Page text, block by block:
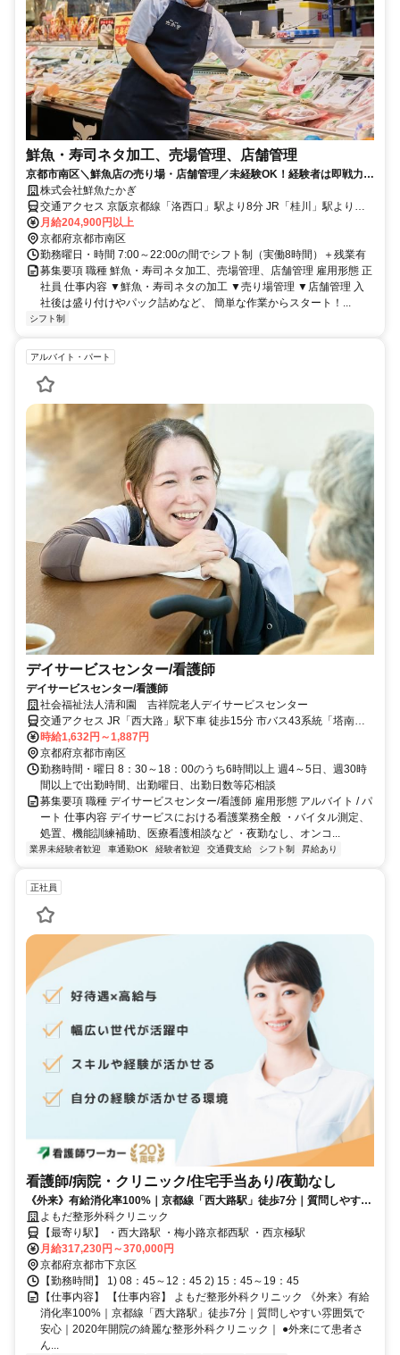
鮮魚・寿司ネタ加工、売場管理、店舗管理
京都市南区＼鮮魚店の売り場・店舗管理／未経験OK！経験者は即戦力
に！性別不問！お得な社割も◎
株式会社鮮魚たかぎ
交通アクセス 京阪京都線「洛西口」駅より8分 JR「桂川」駅より徒
歩7分
月給204,900円以上
京都府京都市南区
勤務曜日・時間 7:00～22:00の間でシフト制（実働8時間）＋残業有
募集要項 職種 鮮魚・寿司ネタ加工、売場管理、店舗管理 雇用形態 正
社員 仕事内容 ▼鮮魚・寿司ネタの加工 ▼売り場管理 ▼店舗管理 入
社後は盛り付けやパック詰めなど、 簡単な作業からスタート！...
シフト制
アルバイト・パート
デイサービスセンター/看護師
デイサービスセンター/看護師
社会福祉法人清和園 吉祥院老人デイサービスセンター
交通アクセス JR「西大路」駅下車 徒歩15分 市バス43系統「塔南高
校前」バス停下車 西へ徒歩約5分 市バス13系統「吉祥院運動公園
前」バス停下車 東へ徒歩約10分
時給1,632円～1,887円
京都府京都市南区
勤務時間・曜日 8：30～18：00のうち6時間以上 週4～5日、週30時
間以上で出勤時間、出勤曜日、出勤日数等応相談
募集要項 職種 デイサービスセンター/看護師 雇用形態 アルバイト / パ
ート 仕事内容 デイサービスにおける看護業務全般 ・バイタル測定、
処置、機能訓練補助、医療看護相談など ・夜勤なし、オンコ...
業界未経験者歓迎 車通勤OK 経験者歓迎 交通費支給 シフト制 昇給あり
正社員
看護師/病院・クリニック/住宅手当あり/夜勤なし
《外来》有給消化率100%｜京都線「西大路駅」徒歩7分｜質問しやすい
雰囲気で安心｜2020年開院の綺麗な整形外科クリニック｜
よもだ整形外科クリニック
【最寄り駅】 ・西大路駅 ・梅小路京都西駅 ・西京極駅
月給317,230円～370,000円
京都府京都市下京区
【勤務時間】 1) 08：45～12：45 2) 15：45～19：45
【仕事内容】 【仕事内容】 よもだ整形外科クリニック 《外来》有給
消化率100%｜京都線「西大路駅」徒歩7分｜質問しやすい雰囲気で
安心｜2020年開院の綺麗な整形外科クリニック｜ ●外来にて患者さ
ん...